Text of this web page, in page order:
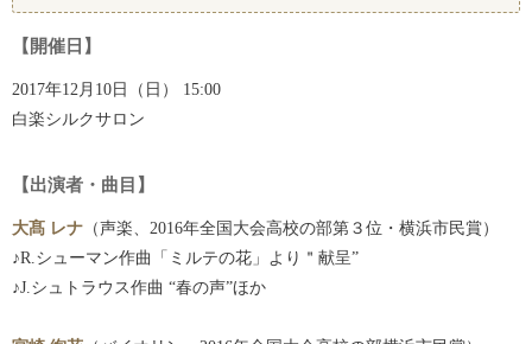
【開催日】
2017年12月10日（日） 15:00
白楽シルクサロン
【出演者・曲目】
大髙 レナ （声楽、2016年全国大会高校の部第３位・横浜市民賞）
♪R.シューマン作曲「ミルテの花」より＂献呈”
♪J.シュトラウス作曲 “春の声”ほか